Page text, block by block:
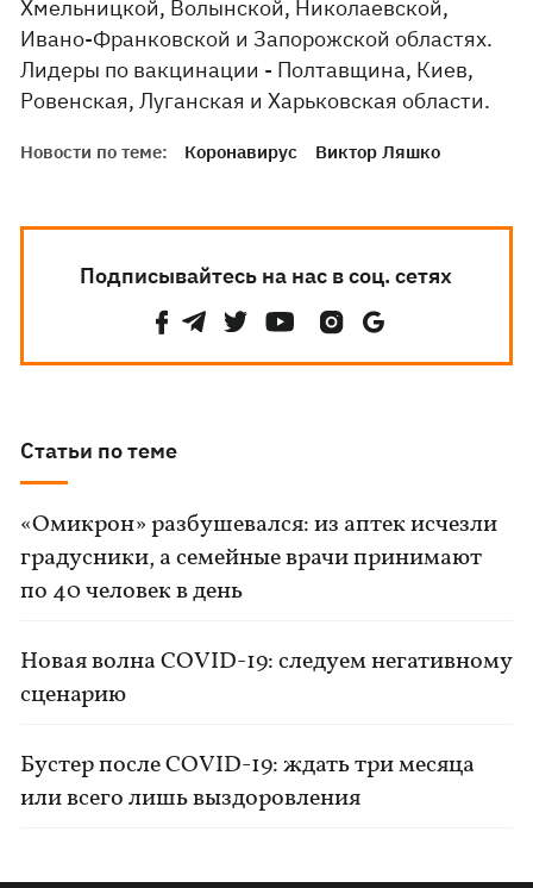
Хмельницкой, Волынской, Николаевской,
Ивано-Франковской и Запорожской областях.
Лидеры по вакцинации - Полтавщина, Киев,
Ровенская, Луганская и Харьковская области.
Новости по теме: Коронавирус Виктор Ляшко
Подписывайтесь на нас в соц. сетях
Статьи по теме
«Омикрон» разбушевался: из аптек исчезли
градусники, а семейные врачи принимают
по 40 человек в день
Новая волна COVID-19: следуем негативному
сценарию
Бустер после COVID-19: ждать три месяца
или всего лишь выздоровления